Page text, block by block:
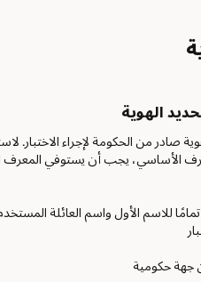
الهوية
صادر من الحكومة لإجراء الاختبار.
الأساسي، يجب أن يستوفي المعرف
للاسم الأول واسم العائلة
جهة حكومية